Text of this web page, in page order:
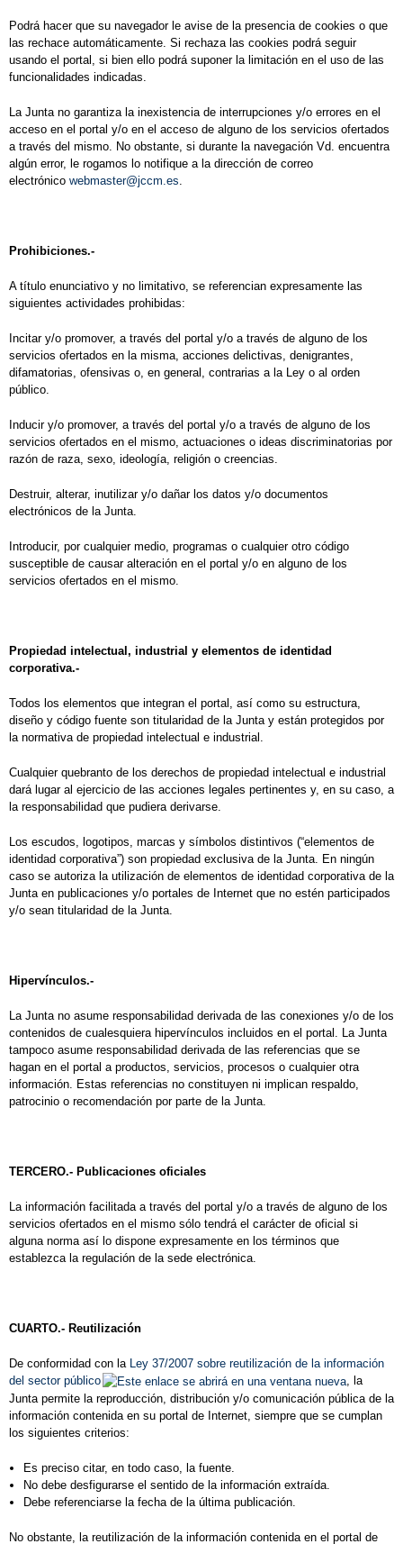
Podrá hacer que su navegador le avise de la presencia de cookies o que
las rechace automáticamente. Si rechaza las cookies podrá seguir
usando el portal, si bien ello podrá suponer la limitación en el uso de las
funcionalidades indicadas.
La Junta no garantiza la inexistencia de interrupciones y/o errores en el
acceso en el portal y/o en el acceso de alguno de los servicios ofertados
a través del mismo. No obstante, si durante la navegación Vd. encuentra
algún error, le rogamos lo notifique a la dirección de correo
electrónico webmaster@jccm.es.
Prohibiciones.-
A título enunciativo y no limitativo, se referencian expresamente las
siguientes actividades prohibidas:
Incitar y/o promover, a través del portal y/o a través de alguno de los
servicios ofertados en la misma, acciones delictivas, denigrantes,
difamatorias, ofensivas o, en general, contrarias a la Ley o al orden
público.
Inducir y/o promover, a través del portal y/o a través de alguno de los
servicios ofertados en el mismo, actuaciones o ideas discriminatorias por
razón de raza, sexo, ideología, religión o creencias.
Destruir, alterar, inutilizar y/o dañar los datos y/o documentos
electrónicos de la Junta.
Introducir, por cualquier medio, programas o cualquier otro código
susceptible de causar alteración en el portal y/o en alguno de los
servicios ofertados en el mismo.
Propiedad intelectual, industrial y elementos de identidad
corporativa.-
Todos los elementos que integran el portal, así como su estructura,
diseño y código fuente son titularidad de la Junta y están protegidos por
la normativa de propiedad intelectual e industrial.
Cualquier quebranto de los derechos de propiedad intelectual e industrial
dará lugar al ejercicio de las acciones legales pertinentes y, en su caso, a
la responsabilidad que pudiera derivarse.
Los escudos, logotipos, marcas y símbolos distintivos (“elementos de
identidad corporativa”) son propiedad exclusiva de la Junta. En ningún
caso se autoriza la utilización de elementos de identidad corporativa de la
Junta en publicaciones y/o portales de Internet que no estén participados
y/o sean titularidad de la Junta.
Hipervínculos.-
La Junta no asume responsabilidad derivada de las conexiones y/o de los
contenidos de cualesquiera hipervínculos incluidos en el portal. La Junta
tampoco asume responsabilidad derivada de las referencias que se
hagan en el portal a productos, servicios, procesos o cualquier otra
información. Estas referencias no constituyen ni implican respaldo,
patrocinio o recomendación por parte de la Junta.
TERCERO.- Publicaciones oficiales
La información facilitada a través del portal y/o a través de alguno de los
servicios ofertados en el mismo sólo tendrá el carácter de oficial si
alguna norma así lo dispone expresamente en los términos que
establezca la regulación de la sede electrónica.
CUARTO.- Reutilización
De conformidad con la Ley 37/2007 sobre reutilización de la información
del sector público
, la
Junta permite la reproducción, distribución y/o comunicación pública de la
información contenida en su portal de Internet, siempre que se cumplan
los siguientes criterios:
Es preciso citar, en todo caso, la fuente.
No debe desfigurarse el sentido de la información extraída.
Debe referenciarse la fecha de la última publicación.
No obstante, la reutilización de la información contenida en el portal de